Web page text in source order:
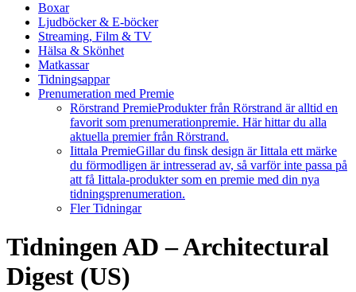
Boxar
Ljudböcker & E-böcker
Streaming, Film & TV
Hälsa & Skönhet
Matkassar
Tidningsappar
Prenumeration med Premie
Rörstrand PremieProdukter från Rörstrand är alltid en
favorit som prenumerationpremie. Här hittar du alla
aktuella premier från Rörstrand.
Iittala PremieGillar du finsk design är Iittala ett märke
du förmodligen är intresserad av, så varför inte passa på
att få Iittala-produkter som en premie med din nya
tidningsprenumeration.
Fler Tidningar
Tidningen AD – Architectural
Digest (US)